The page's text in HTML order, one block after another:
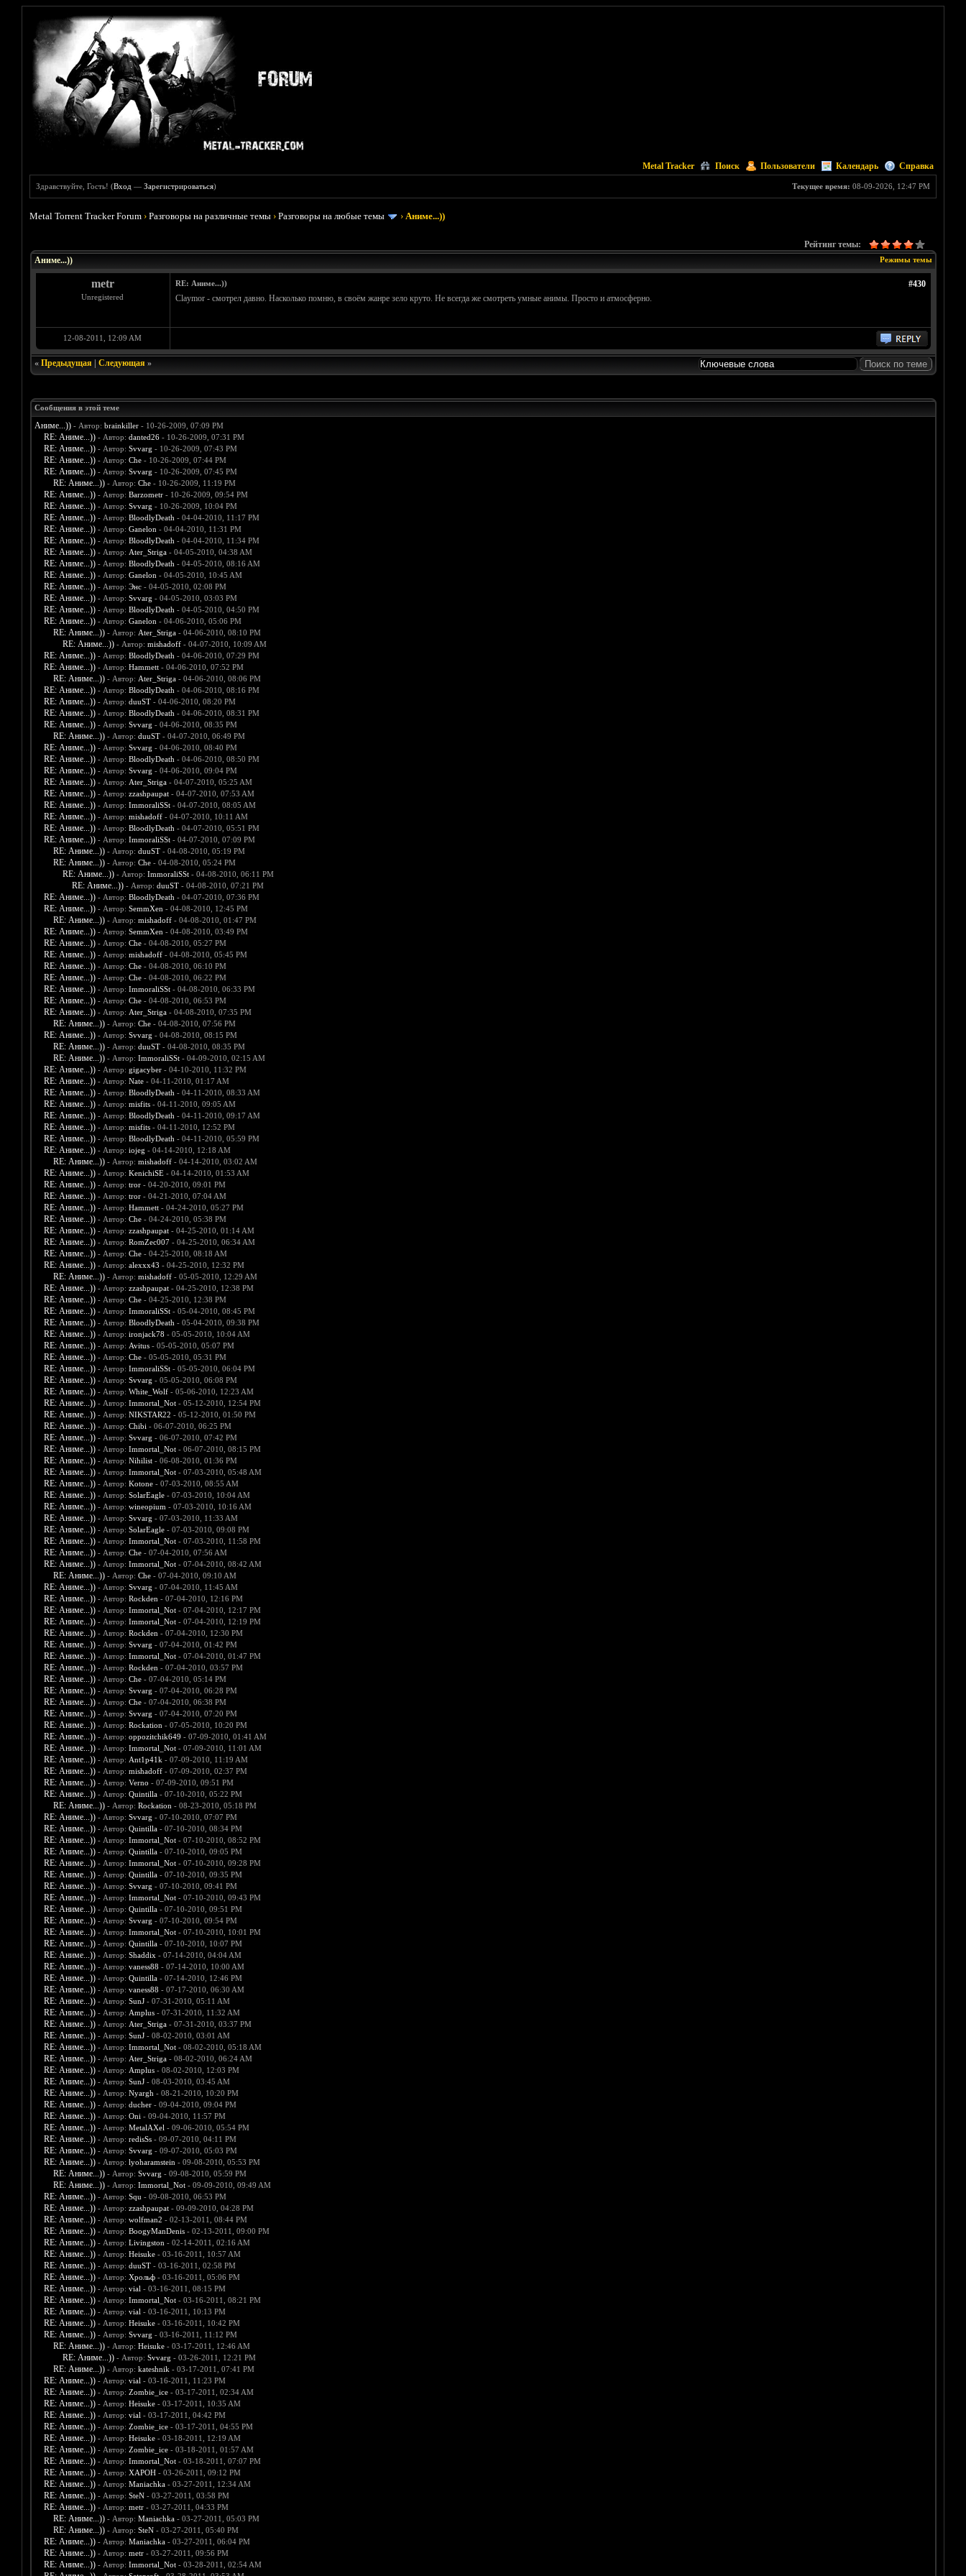
Metal Tracker Поиск Пользователи Календарь Справка
Текущее время: 08-09-2026, 12:47 PM
Здравствуйте, Гость! (Вход —Зарегистрироваться)
Metal Torrent Tracker Forum ›Разговоры на различные темы ›Разговоры на любые темы ›Аниме...))
Рейтинг темы:
Режимы темы
Аниме...))
metr
Unregistered
#430
RE: Аниме...))
Claymor - смотрел давно. Насколько помню, в своём жанре зело круто. Не всегда же смотреть умные анимы. Просто и атмосферно.
12-08-2011, 12:09 AM
« Предыдущая| Следующая»
Сообщения в этой теме
Аниме...)) - Автор: brainkiller- 10-26-2009, 07:09 PM
RE: Аниме...)) - Автор: danted26- 10-26-2009, 07:31 PM
RE: Аниме...)) - Автор: Svvarg - 10-26-2009, 07:43 PM
RE: Аниме...)) - Автор: Che- 10-26-2009, 07:44 PM
RE: Аниме...)) - Автор: Svvarg - 10-26-2009, 07:45 PM
RE: Аниме...)) - Автор: Che- 10-26-2009, 11:19 PM
RE: Аниме...)) - Автор: Barzometr- 10-26-2009, 09:54 PM
RE: Аниме...)) - Автор: Svvarg - 10-26-2009, 10:04 PM
RE: Аниме...)) - Автор: BloodlyDeath - 04-04-2010, 11:17 PM
RE: Аниме...)) - Автор: Ganelon - 04-04-2010, 11:31 PM
RE: Аниме...)) - Автор: BloodlyDeath - 04-04-2010, 11:34 PM
RE: Аниме...)) - Автор: Ater_Striga- 04-05-2010, 04:38 AM
RE: Аниме...)) - Автор: BloodlyDeath - 04-05-2010, 08:16 AM
RE: Аниме...)) - Автор: Ganelon - 04-05-2010, 10:45 AM
RE: Аниме...)) - Автор: Энс- 04-05-2010, 02:08 PM
RE: Аниме...)) - Автор: Svvarg - 04-05-2010, 03:03 PM
RE: Аниме...)) - Автор: BloodlyDeath - 04-05-2010, 04:50 PM
RE: Аниме...)) - Автор: Ganelon - 04-06-2010, 05:06 PM
RE: Аниме...)) - Автор: Ater_Striga- 04-06-2010, 08:10 PM
RE: Аниме...)) - Автор: mishadoff- 04-07-2010, 10:09 AM
RE: Аниме...)) - Автор: BloodlyDeath - 04-06-2010, 07:29 PM
RE: Аниме...)) - Автор: Hammett- 04-06-2010, 07:52 PM
RE: Аниме...)) - Автор: Ater_Striga- 04-06-2010, 08:06 PM
RE: Аниме...)) - Автор: BloodlyDeath - 04-06-2010, 08:16 PM
RE: Аниме...)) - Автор: duuST- 04-06-2010, 08:20 PM
RE: Аниме...)) - Автор: BloodlyDeath - 04-06-2010, 08:31 PM
RE: Аниме...)) - Автор: Svvarg - 04-06-2010, 08:35 PM
RE: Аниме...)) - Автор: duuST- 04-07-2010, 06:49 PM
RE: Аниме...)) - Автор: Svvarg - 04-06-2010, 08:40 PM
RE: Аниме...)) - Автор: BloodlyDeath - 04-06-2010, 08:50 PM
RE: Аниме...)) - Автор: Svvarg - 04-06-2010, 09:04 PM
RE: Аниме...)) - Автор: Ater_Striga- 04-07-2010, 05:25 AM
RE: Аниме...)) - Автор: zzashpaupat- 04-07-2010, 07:53 AM
RE: Аниме...)) - Автор: ImmoraliSSt- 04-07-2010, 08:05 AM
RE: Аниме...)) - Автор: mishadoff- 04-07-2010, 10:11 AM
RE: Аниме...)) - Автор: BloodlyDeath - 04-07-2010, 05:51 PM
RE: Аниме...)) - Автор: ImmoraliSSt- 04-07-2010, 07:09 PM
RE: Аниме...)) - Автор: duuST- 04-08-2010, 05:19 PM
RE: Аниме...)) - Автор: Che- 04-08-2010, 05:24 PM
RE: Аниме...)) - Автор: ImmoraliSSt- 04-08-2010, 06:11 PM
RE: Аниме...)) - Автор: duuST- 04-08-2010, 07:21 PM
RE: Аниме...)) - Автор: BloodlyDeath - 04-07-2010, 07:36 PM
RE: Аниме...)) - Автор: SemmXen - 04-08-2010, 12:45 PM
RE: Аниме...)) - Автор: mishadoff- 04-08-2010, 01:47 PM
RE: Аниме...)) - Автор: SemmXen - 04-08-2010, 03:49 PM
RE: Аниме...)) - Автор: Che- 04-08-2010, 05:27 PM
RE: Аниме...)) - Автор: mishadoff- 04-08-2010, 05:45 PM
RE: Аниме...)) - Автор: Che- 04-08-2010, 06:10 PM
RE: Аниме...)) - Автор: Che- 04-08-2010, 06:22 PM
RE: Аниме...)) - Автор: ImmoraliSSt- 04-08-2010, 06:33 PM
RE: Аниме...)) - Автор: Che- 04-08-2010, 06:53 PM
RE: Аниме...)) - Автор: Ater_Striga- 04-08-2010, 07:35 PM
RE: Аниме...)) - Автор: Che- 04-08-2010, 07:56 PM
RE: Аниме...)) - Автор: Svvarg - 04-08-2010, 08:15 PM
RE: Аниме...)) - Автор: duuST- 04-08-2010, 08:35 PM
RE: Аниме...)) - Автор: ImmoraliSSt- 04-09-2010, 02:15 AM
RE: Аниме...)) - Автор: gigacyber- 04-10-2010, 11:32 PM
RE: Аниме...)) - Автор: Nate- 04-11-2010, 01:17 AM
RE: Аниме...)) - Автор: BloodlyDeath - 04-11-2010, 08:33 AM
RE: Аниме...)) - Автор: misfits- 04-11-2010, 09:05 AM
RE: Аниме...)) - Автор: BloodlyDeath - 04-11-2010, 09:17 AM
RE: Аниме...)) - Автор: misfits- 04-11-2010, 12:52 PM
RE: Аниме...)) - Автор: BloodlyDeath - 04-11-2010, 05:59 PM
RE: Аниме...)) - Автор: iojeg - 04-14-2010, 12:18 AM
RE: Аниме...)) - Автор: mishadoff- 04-14-2010, 03:02 AM
RE: Аниме...)) - Автор: KenichiSE- 04-14-2010, 01:53 AM
RE: Аниме...)) - Автор: tror- 04-20-2010, 09:01 PM
RE: Аниме...)) - Автор: tror- 04-21-2010, 07:04 AM
RE: Аниме...)) - Автор: Hammett- 04-24-2010, 05:27 PM
RE: Аниме...)) - Автор: Che- 04-24-2010, 05:38 PM
RE: Аниме...)) - Автор: zzashpaupat- 04-25-2010, 01:14 AM
RE: Аниме...)) - Автор: RomZec007- 04-25-2010, 06:34 AM
RE: Аниме...)) - Автор: Che- 04-25-2010, 08:18 AM
RE: Аниме...)) - Автор: alexxx43 - 04-25-2010, 12:32 PM
RE: Аниме...)) - Автор: mishadoff- 05-05-2010, 12:29 AM
RE: Аниме...)) - Автор: zzashpaupat- 04-25-2010, 12:38 PM
RE: Аниме...)) - Автор: Che- 04-25-2010, 12:38 PM
RE: Аниме...)) - Автор: ImmoraliSSt- 05-04-2010, 08:45 PM
RE: Аниме...)) - Автор: BloodlyDeath - 05-04-2010, 09:38 PM
RE: Аниме...)) - Автор: ironjack78 - 05-05-2010, 10:04 AM
RE: Аниме...)) - Автор: Avitus- 05-05-2010, 05:07 PM
RE: Аниме...)) - Автор: Che- 05-05-2010, 05:31 PM
RE: Аниме...)) - Автор: ImmoraliSSt- 05-05-2010, 06:04 PM
RE: Аниме...)) - Автор: Svvarg - 05-05-2010, 06:08 PM
RE: Аниме...)) - Автор: White_Wolf- 05-06-2010, 12:23 AM
RE: Аниме...)) - Автор: Immortal_Not- 05-12-2010, 12:54 PM
RE: Аниме...)) - Автор: NIKSTAR22 - 05-12-2010, 01:50 PM
RE: Аниме...)) - Автор: Chibi - 06-07-2010, 06:25 PM
RE: Аниме...)) - Автор: Svvarg - 06-07-2010, 07:42 PM
RE: Аниме...)) - Автор: Immortal_Not- 06-07-2010, 08:15 PM
RE: Аниме...)) - Автор: Nihilist- 06-08-2010, 01:36 PM
RE: Аниме...)) - Автор: Immortal_Not- 07-03-2010, 05:48 AM
RE: Аниме...)) - Автор: Kotone- 07-03-2010, 08:55 AM
RE: Аниме...)) - Автор: SolarEagle- 07-03-2010, 10:04 AM
RE: Аниме...)) - Автор: wineopium - 07-03-2010, 10:16 AM
RE: Аниме...)) - Автор: Svvarg - 07-03-2010, 11:33 AM
RE: Аниме...)) - Автор: SolarEagle- 07-03-2010, 09:08 PM
RE: Аниме...)) - Автор: Immortal_Not- 07-03-2010, 11:58 PM
RE: Аниме...)) - Автор: Che- 07-04-2010, 07:56 AM
RE: Аниме...)) - Автор: Immortal_Not- 07-04-2010, 08:42 AM
RE: Аниме...)) - Автор: Che- 07-04-2010, 09:10 AM
RE: Аниме...)) - Автор: Svvarg - 07-04-2010, 11:45 AM
RE: Аниме...)) - Автор: Rockden - 07-04-2010, 12:16 PM
RE: Аниме...)) - Автор: Immortal_Not- 07-04-2010, 12:17 PM
RE: Аниме...)) - Автор: Immortal_Not- 07-04-2010, 12:19 PM
RE: Аниме...)) - Автор: Rockden - 07-04-2010, 12:30 PM
RE: Аниме...)) - Автор: Svvarg - 07-04-2010, 01:42 PM
RE: Аниме...)) - Автор: Immortal_Not- 07-04-2010, 01:47 PM
RE: Аниме...)) - Автор: Rockden - 07-04-2010, 03:57 PM
RE: Аниме...)) - Автор: Che- 07-04-2010, 05:14 PM
RE: Аниме...)) - Автор: Svvarg - 07-04-2010, 06:28 PM
RE: Аниме...)) - Автор: Che- 07-04-2010, 06:38 PM
RE: Аниме...)) - Автор: Svvarg - 07-04-2010, 07:20 PM
RE: Аниме...)) - Автор: Rockation - 07-05-2010, 10:20 PM
RE: Аниме...)) - Автор: oppozitchik649 - 07-09-2010, 01:41 AM
RE: Аниме...)) - Автор: Immortal_Not- 07-09-2010, 11:01 AM
RE: Аниме...)) - Автор: Ant1p41k - 07-09-2010, 11:19 AM
RE: Аниме...)) - Автор: mishadoff- 07-09-2010, 02:37 PM
RE: Аниме...)) - Автор: Verno - 07-09-2010, 09:51 PM
RE: Аниме...)) - Автор: Quintilla- 07-10-2010, 05:22 PM
RE: Аниме...)) - Автор: Rockation - 08-23-2010, 05:18 PM
RE: Аниме...)) - Автор: Svvarg - 07-10-2010, 07:07 PM
RE: Аниме...)) - Автор: Quintilla- 07-10-2010, 08:34 PM
RE: Аниме...)) - Автор: Immortal_Not- 07-10-2010, 08:52 PM
RE: Аниме...)) - Автор: Quintilla- 07-10-2010, 09:05 PM
RE: Аниме...)) - Автор: Immortal_Not- 07-10-2010, 09:28 PM
RE: Аниме...)) - Автор: Quintilla- 07-10-2010, 09:35 PM
RE: Аниме...)) - Автор: Svvarg - 07-10-2010, 09:41 PM
RE: Аниме...)) - Автор: Immortal_Not- 07-10-2010, 09:43 PM
RE: Аниме...)) - Автор: Quintilla- 07-10-2010, 09:51 PM
RE: Аниме...)) - Автор: Svvarg - 07-10-2010, 09:54 PM
RE: Аниме...)) - Автор: Immortal_Not- 07-10-2010, 10:01 PM
RE: Аниме...)) - Автор: Quintilla- 07-10-2010, 10:07 PM
RE: Аниме...)) - Автор: Shaddix - 07-14-2010, 04:04 AM
RE: Аниме...)) - Автор: vaness88 - 07-14-2010, 10:00 AM
RE: Аниме...)) - Автор: Quintilla- 07-14-2010, 12:46 PM
RE: Аниме...)) - Автор: vaness88 - 07-17-2010, 06:30 AM
RE: Аниме...)) - Автор: SunJ- 07-31-2010, 05:11 AM
RE: Аниме...)) - Автор: Amplus- 07-31-2010, 11:32 AM
RE: Аниме...)) - Автор: Ater_Striga- 07-31-2010, 03:37 PM
RE: Аниме...)) - Автор: SunJ- 08-02-2010, 03:01 AM
RE: Аниме...)) - Автор: Immortal_Not- 08-02-2010, 05:18 AM
RE: Аниме...)) - Автор: Ater_Striga- 08-02-2010, 06:24 AM
RE: Аниме...)) - Автор: Amplus- 08-02-2010, 12:03 PM
RE: Аниме...)) - Автор: SunJ- 08-03-2010, 03:45 AM
RE: Аниме...)) - Автор: Nyargh - 08-21-2010, 10:20 PM
RE: Аниме...)) - Автор: ducher- 09-04-2010, 09:04 PM
RE: Аниме...)) - Автор: Oni - 09-04-2010, 11:57 PM
RE: Аниме...)) - Автор: MetalAXel - 09-06-2010, 05:54 PM
RE: Аниме...)) - Автор: redisSs- 09-07-2010, 04:11 PM
RE: Аниме...)) - Автор: Svvarg - 09-07-2010, 05:03 PM
RE: Аниме...)) - Автор: lyoharamstein - 09-08-2010, 05:53 PM
RE: Аниме...)) - Автор: Svvarg - 09-08-2010, 05:59 PM
RE: Аниме...)) - Автор: Immortal_Not- 09-09-2010, 09:49 AM
RE: Аниме...)) - Автор: Squ - 09-08-2010, 06:53 PM
RE: Аниме...)) - Автор: zzashpaupat- 09-09-2010, 04:28 PM
RE: Аниме...)) - Автор: wolfman2 - 02-13-2011, 08:44 PM
RE: Аниме...)) - Автор: BoogyManDenis- 02-13-2011, 09:00 PM
RE: Аниме...)) - Автор: Livingston - 02-14-2011, 02:16 AM
RE: Аниме...)) - Автор: Heisuke- 03-16-2011, 10:57 AM
RE: Аниме...)) - Автор: duuST- 03-16-2011, 02:58 PM
RE: Аниме...)) - Автор: Хрольф- 03-16-2011, 05:06 PM
RE: Аниме...)) - Автор: vial - 03-16-2011, 08:15 PM
RE: Аниме...)) - Автор: Immortal_Not- 03-16-2011, 08:21 PM
RE: Аниме...)) - Автор: vial - 03-16-2011, 10:13 PM
RE: Аниме...)) - Автор: Heisuke- 03-16-2011, 10:42 PM
RE: Аниме...)) - Автор: Svvarg - 03-16-2011, 11:12 PM
RE: Аниме...)) - Автор: Heisuke- 03-17-2011, 12:46 AM
RE: Аниме...)) - Автор: Svvarg - 03-26-2011, 12:21 PM
RE: Аниме...)) - Автор: kateshnik - 03-17-2011, 07:41 PM
RE: Аниме...)) - Автор: vial - 03-16-2011, 11:23 PM
RE: Аниме...)) - Автор: Zombie_ice- 03-17-2011, 02:34 AM
RE: Аниме...)) - Автор: Heisuke- 03-17-2011, 10:35 AM
RE: Аниме...)) - Автор: vial - 03-17-2011, 04:42 PM
RE: Аниме...)) - Автор: Zombie_ice- 03-17-2011, 04:55 PM
RE: Аниме...)) - Автор: Heisuke- 03-18-2011, 12:19 AM
RE: Аниме...)) - Автор: Zombie_ice- 03-18-2011, 01:57 AM
RE: Аниме...)) - Автор: Immortal_Not- 03-18-2011, 07:07 PM
RE: Аниме...)) - Автор: XAPOH- 03-26-2011, 09:12 PM
RE: Аниме...)) - Автор: Maniachka- 03-27-2011, 12:34 AM
RE: Аниме...)) - Автор: SteN- 03-27-2011, 03:58 PM
RE: Аниме...)) - Автор: metr- 03-27-2011, 04:33 PM
RE: Аниме...)) - Автор: Maniachka- 03-27-2011, 05:03 PM
RE: Аниме...)) - Автор: SteN- 03-27-2011, 05:40 PM
RE: Аниме...)) - Автор: Maniachka- 03-27-2011, 06:04 PM
RE: Аниме...)) - Автор: metr- 03-27-2011, 09:56 PM
RE: Аниме...)) - Автор: Immortal_Not- 03-28-2011, 02:54 AM